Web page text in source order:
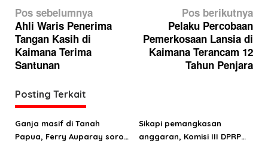
N
a
v
i
a
s
i
Pos sebelumnya
Ahli Waris Penerima
Tangan Kasih di
Kaimana Terima
Santunan
Pos berikutnya
Pelaku Percobaan
Pemerkosaan Lansia di
Kaimana Terancam 12
Tahun Penjara
Posting Terkait
Ganja masif di Tanah
Papua, Ferry Auparay soroti
Sikapi pemangkasan
anggaran, Komisi III DPRP